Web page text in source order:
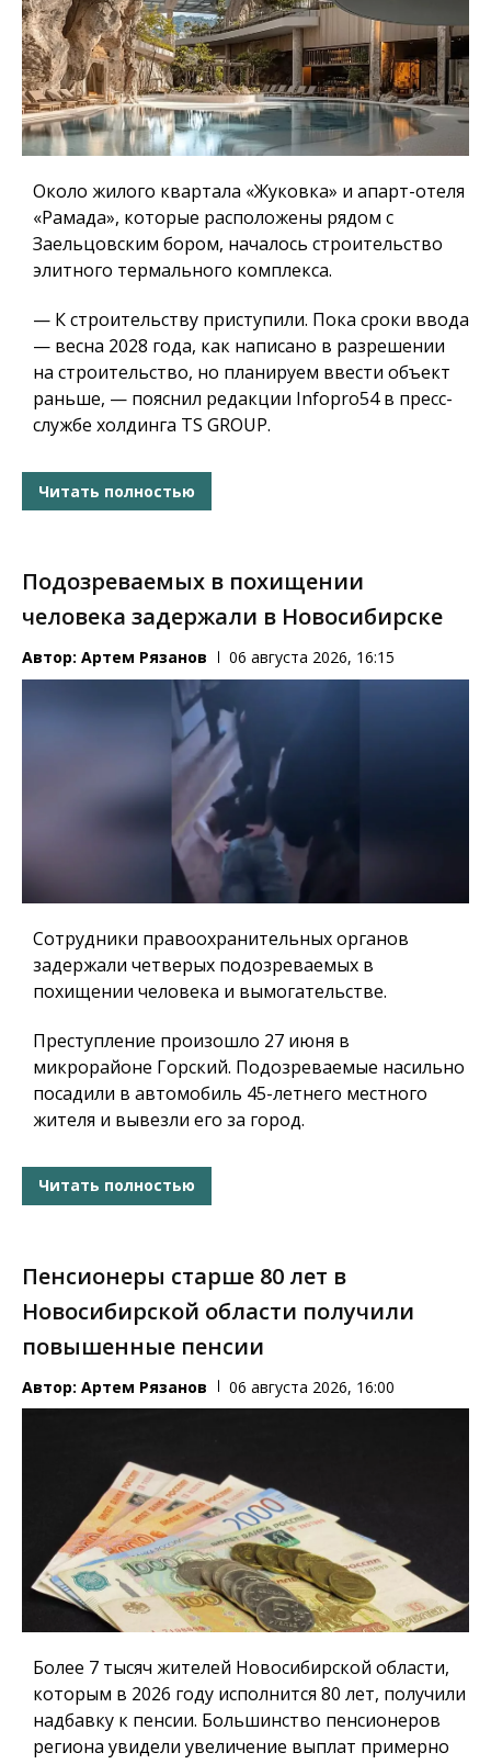
Около жилого квартала «Жуковка» и апарт-отеля
«Рамада», которые расположены рядом с
Заельцовским бором, началось строительство
элитного термального комплекса.
— К строительству приступили. Пока сроки ввода
— весна 2028 года, как написано в разрешении
на строительство, но планируем ввести объект
раньше, — пояснил редакции Infopro54 в пресс-
службе холдинга TS GROUP.
Читать полностью
Подозреваемых в похищении
человека задержали в Новосибирске
Автор: Артем Рязанов 06 августа 2026, 16:15
Сотрудники правоохранительных органов
задержали четверых подозреваемых в
похищении человека и вымогательстве.
Преступление произошло 27 июня в
микрорайоне Горский. Подозреваемые насильно
посадили в автомобиль 45-летнего местного
жителя и вывезли его за город.
Читать полностью
Пенсионеры старше 80 лет в
Новосибирской области получили
повышенные пенсии
Автор: Артем Рязанов 06 августа 2026, 16:00
Более 7 тысяч жителей Новосибирской области,
которым в 2026 году исполнится 80 лет, получили
надбавку к пенсии. Большинство пенсионеров
региона увидели увеличение выплат примерно